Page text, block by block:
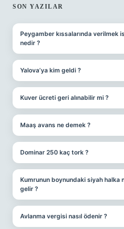
SON YAZILAR
Peygamber kıssalarında verilmek
nedir ?
Yalova’ya kim geldi ?
Kuver ücreti geri alınabilir mi ?
Maaş avans ne demek ?
Dominar 250 kaç tork ?
Kumrunun boynundaki siyah halka
gelir ?
Avlanma vergisi nasıl ödenir ?